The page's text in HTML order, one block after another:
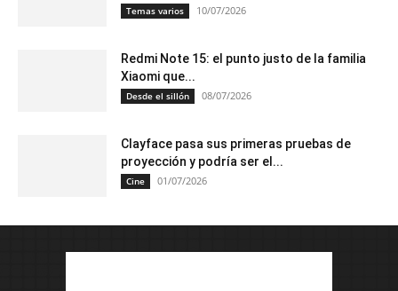
Temas varios 10/07/2026
Redmi Note 15: el punto justo de la familia
Xiaomi que...
Desde el sillón 08/07/2026
Clayface pasa sus primeras pruebas de
proyección y podría ser el...
Cine 01/07/2026